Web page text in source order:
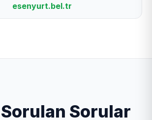
esenyurt.bel.tr
Sorulan Sorular